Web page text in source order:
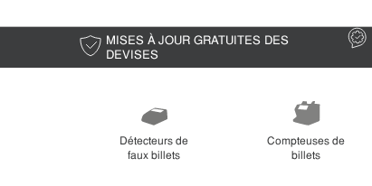
MISES À JOUR GRATUITES DES
DEVISES
Détecteurs de
faux billets
Compteuses de
billets